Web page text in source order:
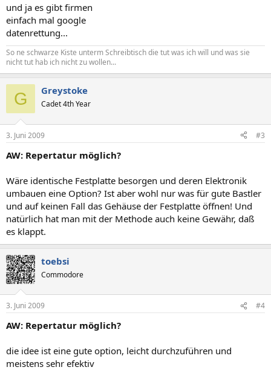
und ja es gibt firmen
einfach mal google
datenrettung...
So ne schwarze Kiste unterm Schreibtisch die tut was ich will und was sie
nicht tut hab ich nicht zu wollen...
G Greystoke
Cadet 4th Year
3. Juni 2009 #3
AW: Repertatur möglich?
Wäre identische Festplatte besorgen und deren Elektronik
umbauen eine Option? Ist aber wohl nur was für gute Bastler
und auf keinen Fall das Gehäuse der Festplatte öffnen! Und
natürlich hat man mit der Methode auch keine Gewähr, daß
es klappt.
toebsi
Commodore
3. Juni 2009 #4
AW: Repertatur möglich?
die idee ist eine gute option, leicht durchzuführen und
meistens sehr efektiv